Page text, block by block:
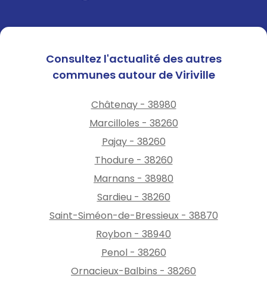
Consultez l'actualité des autres
communes autour de Viriville
Châtenay - 38980
Marcilloles - 38260
Pajay - 38260
Thodure - 38260
Marnans - 38980
Sardieu - 38260
Saint-Siméon-de-Bressieux - 38870
Roybon - 38940
Penol - 38260
Ornacieux-Balbins - 38260